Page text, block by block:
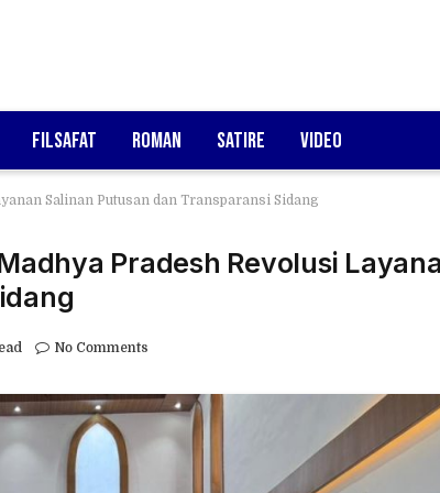
Filsafat Roman Satire Video
Salinan Putusan dan Transparansi Sidang
Pradesh Revolusi
No Comments